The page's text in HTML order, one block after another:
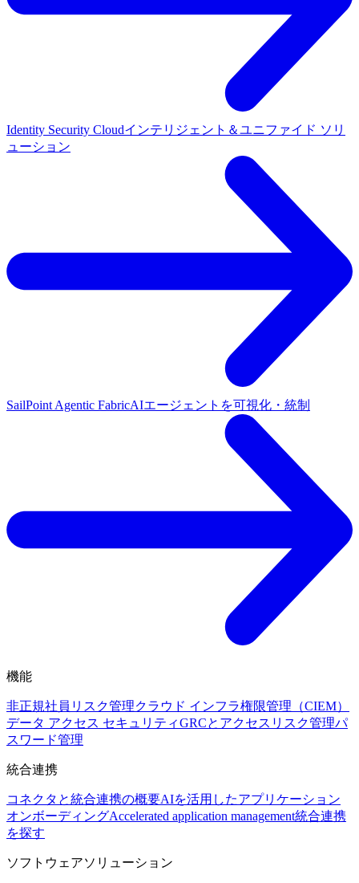
Identity Security Cloudインテリジェント＆ユニファイド ソリ
ューション
SailPoint Agentic FabricAIエージェントを可視化・統制
機能
非正規社員リスク管理クラウド インフラ権限管理（CIEM）
データ アクセス セキュリティGRCとアクセスリスク管理パ
スワード管理
統合連携
コネクタと統合連携の概要AIを活用したアプリケーション
オンボーディングAccelerated application management統合連携
を探す
ソフトウェアソリューション